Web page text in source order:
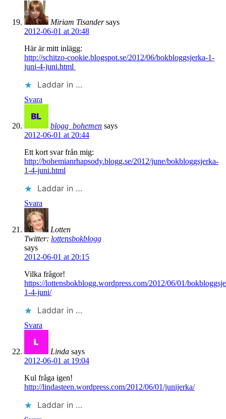
Miriam Tisander says
2012-06-01 at 20:48
Här är mitt inlägg:
http://schitzo-cookie.blogspot.se/2012/06/bokbloggsjerka-1-
juni-4-juni.html
Laddar in …
Svara
blogg_bohemen says
2012-06-01 at 20:44
Ett kort svar från mig:
http://bohemianrhapsody.blogg.se/2012/june/bokbloggsjerka-
1-4-juni.html
Laddar in …
Svara
Lotten
Twitter: lottensbokblogg
says
2012-06-01 at 20:15
Vilka frågor!
https://lottensbokblogg.wordpress.com/2012/06/01/
1-4-juni/
Laddar in …
Svara
Linda says
2012-06-01 at 19:04
Kul fråga igen!
http://lindasteen.wordpress.com/2012/06/01/junijerka/
Laddar in …